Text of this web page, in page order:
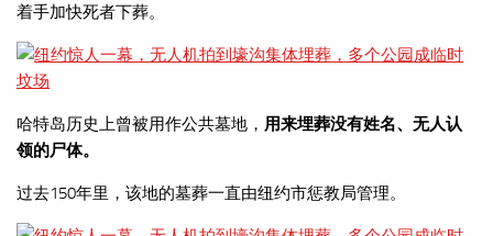
着手加快死者下葬。
哈特岛历史上曾被用作公共墓地， 用来埋葬没有姓名、无人认
领的尸体。
过去150年里，该地的墓葬一直由纽约市惩教局管理。